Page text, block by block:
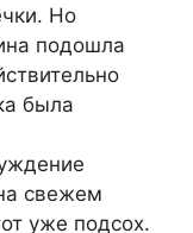
Но
подошла
была
свежем
уже подсох.